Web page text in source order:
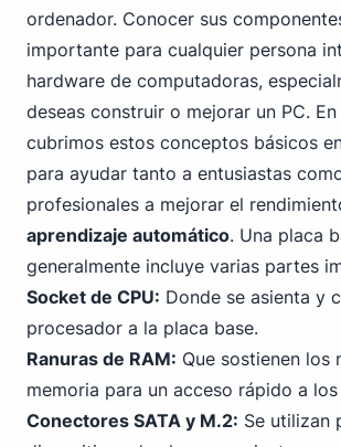
ordenador. Conocer sus
importante para cualquier persona
hardware de computadoras,
deseas construir o mejorar un PC.
cubrimos estos conceptos básicos
para ayudar tanto a entusiastas
profesionales a mejorar el
aprendizaje automático. Una placa
generalmente incluye varias partes
Socket de CPU: Donde se asienta y
procesador a la placa base.
Ranuras de RAM: Que sostienen los
memoria para un acceso rápido a
Conectores SATA y M.2: Se utilizan